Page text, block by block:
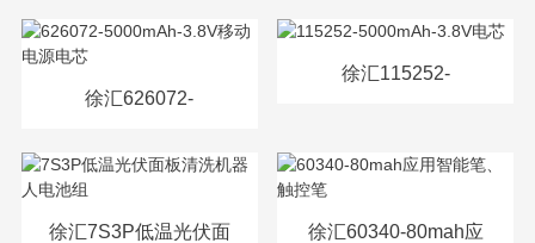
徐汇626072-
徐汇115252-
徐汇7S3P低温光伏面 徐汇60340-80mah应